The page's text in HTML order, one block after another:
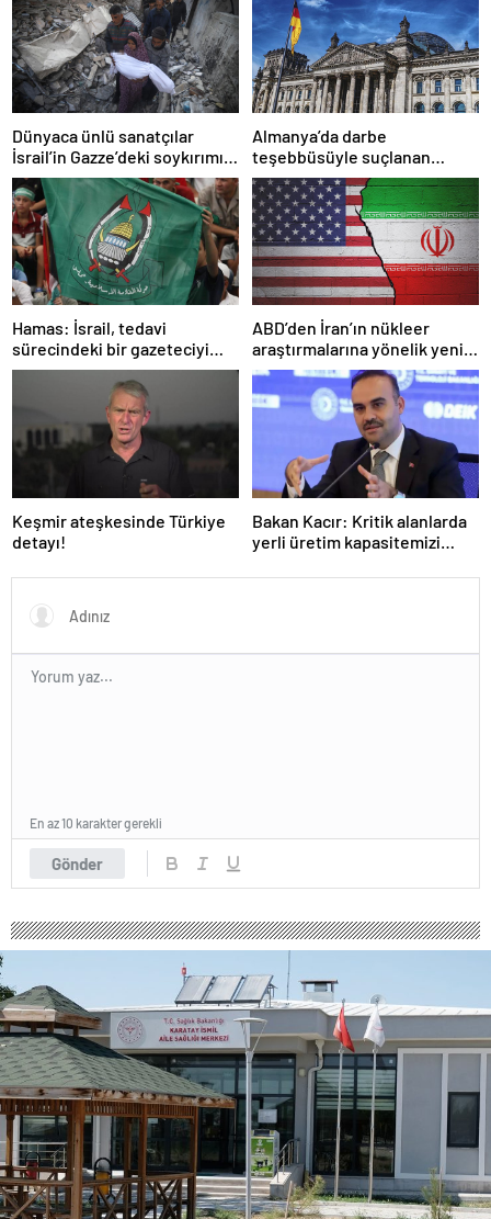
Dünyaca ünlü sanatçılar
İsrail’in Gazze’deki soykırımını
kınadı
Almanya’da darbe
teşebbüsüyle suçlanan
örgüte ait dernek yasaklandı
Hamas: İsrail, tedavi
sürecindeki bir gazeteciyi
öldürerek savaş suçu
ABD’den İran’ın nükleer
araştırmalarına yönelik yeni
yaptırımlar
Keşmir ateşkesinde Türkiye
detayı!
Bakan Kacır: Kritik alanlarda
yerli üretim kapasitemizi
Gönder
En az 10 karakter gerekli